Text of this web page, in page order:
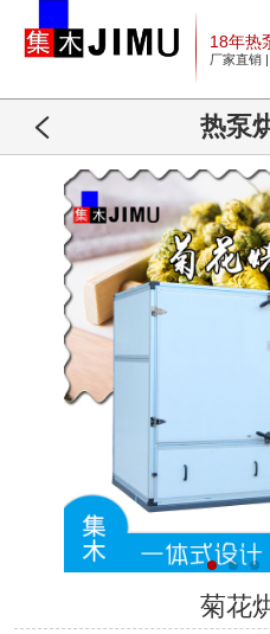
18年热
厂家直销
热泵
菊花